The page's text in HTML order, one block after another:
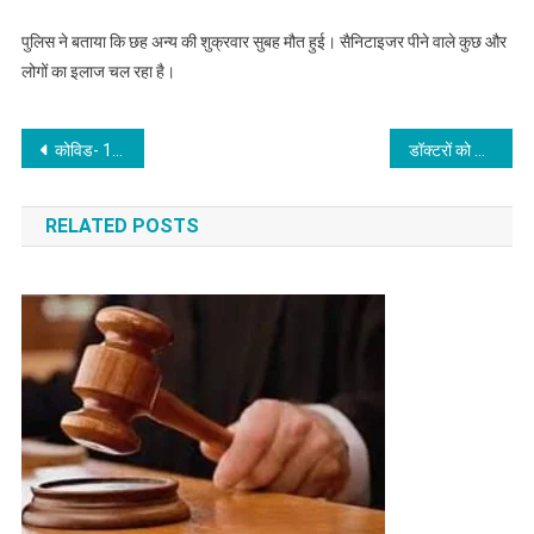
पुलिस ने बताया कि छह अन्य की शुक्रवार सुबह मौत हुई। सैनिटाइजर पीने वाले कुछ और
लोगों का इलाज चल रहा है।
Post
navigation
कोविड- 19 के मद्देनजर राम मंदिर ‘भूमि पूजन’ को अभी टाला जा सकता था : राज ठाकरे
RELATED POSTS